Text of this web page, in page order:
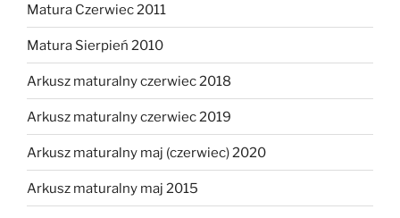
Matura Czerwiec 2011
Matura Sierpień 2010
Arkusz maturalny czerwiec 2018
Arkusz maturalny czerwiec 2019
Arkusz maturalny maj (czerwiec) 2020
Arkusz maturalny maj 2015